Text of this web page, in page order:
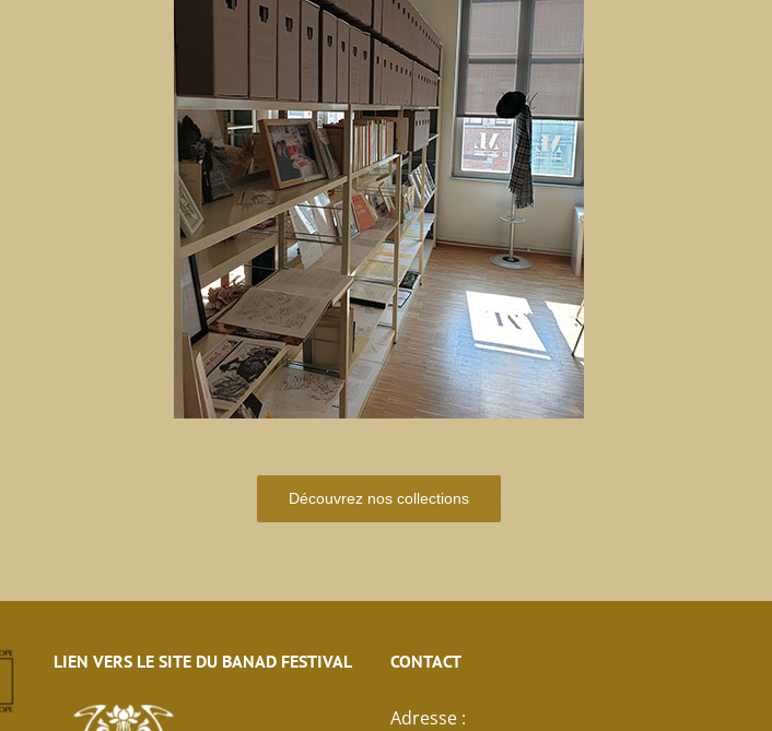
Découvrez nos collections
LIEN VERS LE SITE DU BANAD FESTIVAL CONTACT
Adresse :